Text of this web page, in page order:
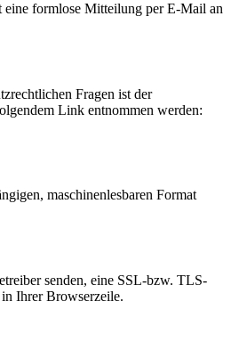
formlose Mitteilung per E-Mail an
Fragen ist der
Link entnommen werden:
maschinenlesbaren Format
senden, eine SSL-bzw. TLS-
in Ihrer Browserzeile.